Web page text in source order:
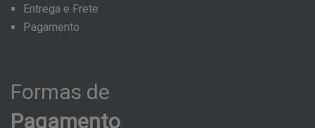
Entrega e Frete
Pagamento
Formas de
Pagamento